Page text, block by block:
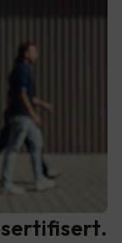
sertifisert.